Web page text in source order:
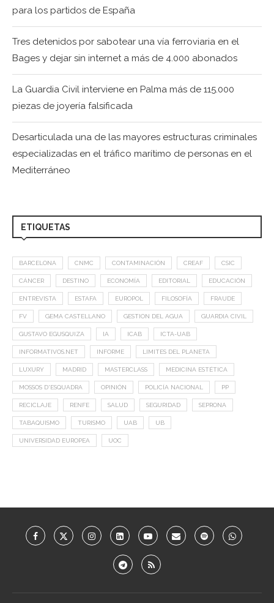
para los partidos de España
Tres detenidos por sabotear una vía ferroviaria en el
Bages y dejar sin internet a más de 4.000 abonados
La Guardia Civil interviene en Palma más de 115.000
piezas de joyería falsificada
Desarticulada una de las mayores estructuras criminales
especializadas en el tráfico marítimo de personas en el
Mediterráneo
ETIQUETAS
BARCELONA CNMC CONTAMINACIÓN CREAF CSIC
CÁNCER DESTINO ECONOMÍA EDITORIAL EDUCACIÓN
ENTREVISTA ESTAFA EUROPOL FILOSOFÍA FRAUDE
FV GEMA CASTELLANO GESTION DEL AGUA GUARDIA CIVIL
GUSTAVO EGUSQUIZA IA ICAB ICTA-UAB
INFORMATIVOS.NET INFORME LIMITES DEL PLANETA
LUXURY MADRID MASTERCLASS MEDICINA ESTÉTICA
MOSSOS D'ESQUADRA OPINIÓN POLICÍA NACIONAL PP
RECICLAJE RENFE SALUD SEGURIDAD SEPRONA
TABAQUISMO TURISMO UAB UB
UNIVERSIDAD EUROPEA UOC